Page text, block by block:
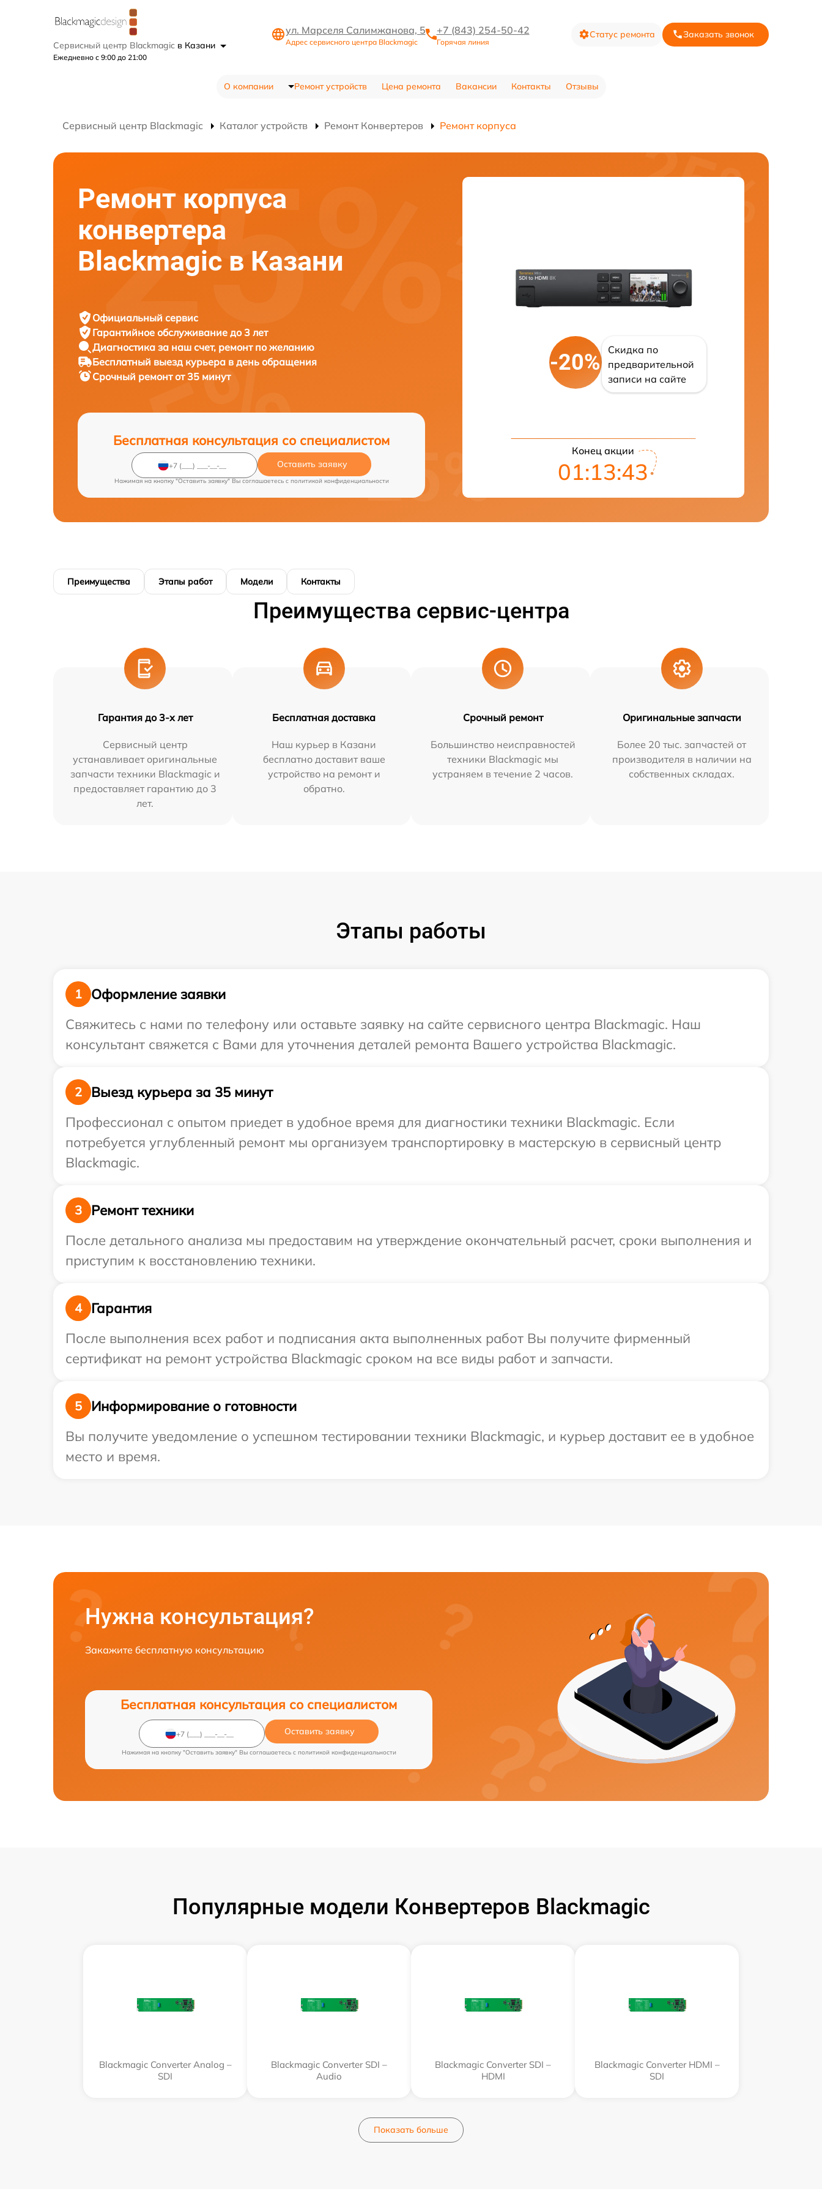
Сервисный центр Blackmagic в Казани
Ежедневно с 9:00 до 21:00
ул. Марселя Салимжанова, 5
Адрес сервисного центра Blackmagic
+7 (843) 254-50-42
Горячая линия
Статус ремонта Заказать звонок
О компании Ремонт устройств Цена ремонта Вакансии Контакты Отзывы
Сервисный центр Blackmagic Каталог устройств Ремонт Конвертеров Ремонт корпуса
Ремонт корпуса
конвертера
Blackmagic в Казани
Официальный сервис
Гарантийное обслуживание до 3 лет
Диагностика за наш счет, ремонт по желанию
Бесплатный выезд курьера в день обращения
Срочный ремонтот 35 минут
Бесплатная консультация со специалистом
Оставить заявку
Нажимая на кнопку "Оставить заявку" Вы соглашаетесь c политикой конфиденциальности
-20%
Скидка по
предварительной
записи на сайте
Конец акции
01:13:42
Преимущества Этапы работ Модели Контакты
Преимущества сервис-центра
Гарантия до 3-х лет
Сервисный центр
устанавливает оригинальные
запчасти техники Blackmagic и
предоставляет гарантию до 3
лет.
Бесплатная доставка
Наш курьер в Казани
бесплатно доставит ваше
устройство на ремонт и
обратно.
Срочный ремонт
Большинство неисправностей
техники Blackmagic мы
устраняем в течение 2 часов.
Оригинальные запчасти
Более 20 тыс. запчастей от
производителя в наличии на
собственных складах.
Этапы работы
1
Оформление заявки
Свяжитесь с нами по телефону или оставьте заявку на сайте сервисного центра Blackmagic. Наш
консультант свяжется с Вами для уточнения деталей ремонта Вашего устройства Blackmagic.
2
Выезд курьера за 35 минут
Профессионал с опытом приедет в удобное время для диагностики техники Blackmagic. Если
потребуется углубленный ремонт мы организуем транспортировку в мастерскую в сервисный центр
Blackmagic.
3
Ремонт техники
После детального анализа мы предоставим на утверждение окончательный расчет, сроки выполнения и
приступим к восстановлению техники.
4
Гарантия
После выполнения всех работ и подписания акта выполненных работ Вы получите фирменный
сертификат на ремонт устройства Blackmagic сроком на все виды работ и запчасти.
5
Информирование о готовности
Вы получите уведомление о успешном тестировании техники Blackmagic, и курьер доставит ее в удобное
место и время.
Нужна консультация?
Закажите бесплатную консультацию
Бесплатная консультация со специалистом
Оставить заявку
Нажимая на кнопку "Оставить заявку" Вы соглашаетесь c политикой конфиденциальности
Популярные модели Конвертеров Blackmagic
Blackmagic Converter Analog –
SDI
Blackmagic Converter SDI –
Audio
Blackmagic Converter SDI –
HDMI
Blackmagic Converter HDMI –
SDI
Показать больше